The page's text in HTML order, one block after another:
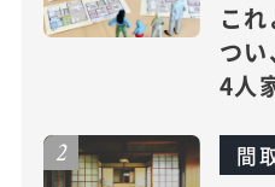
こ
つ
4人
間